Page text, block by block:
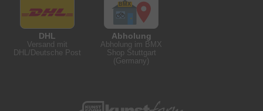
DHL
Versand mit
DHL/Deutsche Post
Abholung
Abholung im BMX
Shop Stuttgart
(Germany)